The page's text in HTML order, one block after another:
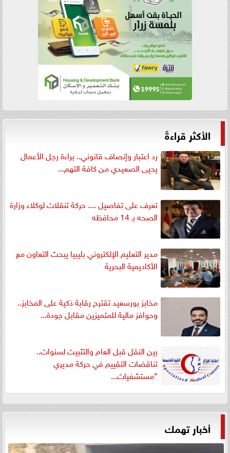
الأكثر قراءةً
رد اعتبار وإنصاف قانوني.. براءة رجل الأعمال
يحيى الصعيدي من كافة التهم...
تعرف على تفاصيل .... حركة تنقلات لوكلاء وزارة
الصحه بـ 14 محافظه
مدير التعليم الإلكتروني بليبيا يبحث التعاون مع
الأكاديمية البحرية
مخابز بورسعيد تقترح رقابة ذكية على المخابز..
وحوافز مالية للمتميزين مقابل جودة...
بين النقل قبل العام والتثبيت لسنوات..
تناقضات التقييم في حركة مديري
”مستشفيات...
أخبار تهمك